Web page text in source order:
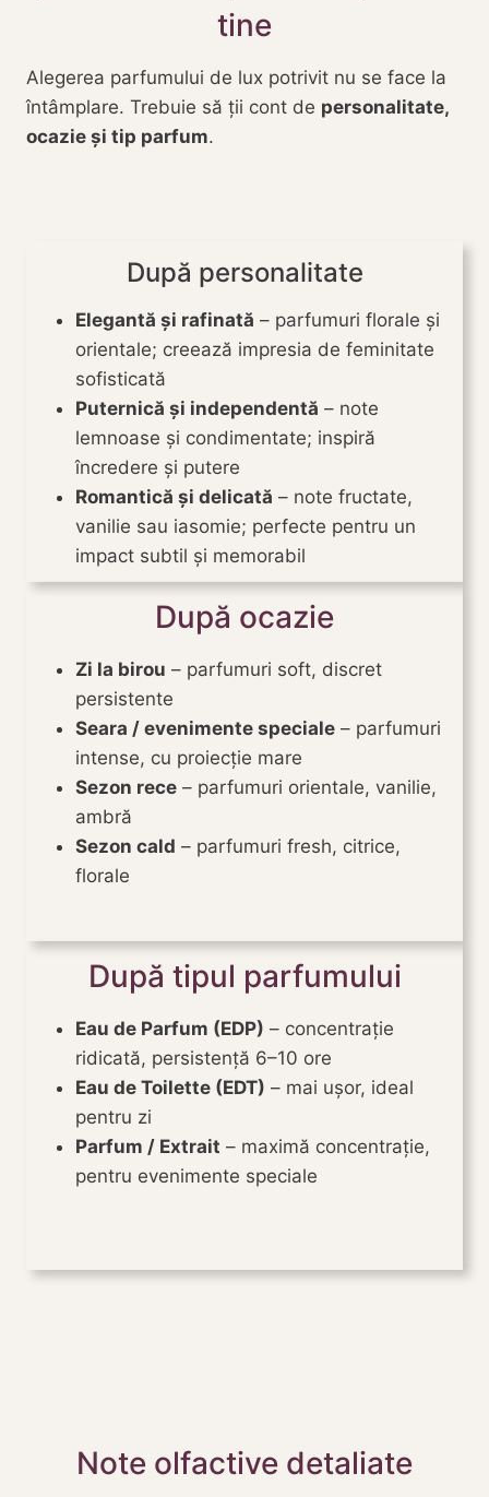
tine
Alegerea parfumului de lux potrivit nu se face la
întâmplare. Trebuie să ții cont de personalitate,
ocazie și tip parfum.
După personalitate
Elegantă și rafinată – parfumuri florale și
orientale; creează impresia de feminitate
sofisticată
Puternică și independentă – note
lemnoase și condimentate; inspiră
încredere și putere
Romantică și delicată – note fructate,
vanilie sau iasomie; perfecte pentru un
impact subtil și memorabil
După ocazie
Zi la birou – parfumuri soft, discret
persistente
Seara / evenimente speciale– parfumuri
intense, cu proiecție mare
Sezon rece– parfumuri orientale, vanilie,
ambră
Sezon cald – parfumuri fresh, citrice,
florale
După tipul parfumului
Eau de Parfum (EDP) – concentrație
ridicată, persistență 6–10 ore
Eau de Toilette (EDT) – mai ușor, ideal
pentru zi
Parfum / Extrait – maximă concentrație,
pentru evenimente speciale
Note olfactive detaliate